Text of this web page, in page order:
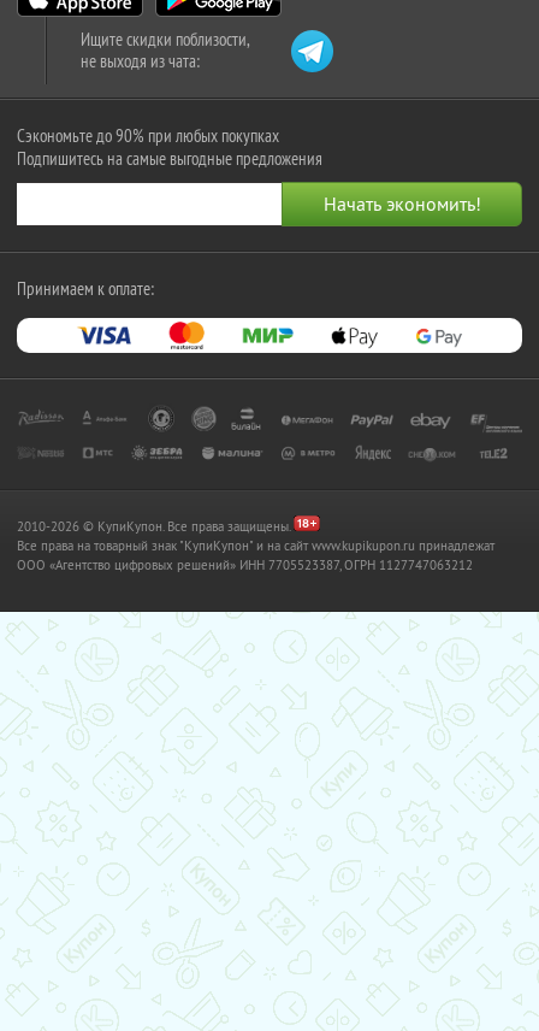
Ищите скидки поблизости,
не выходя из чата:
Сэкономьте до 90% при любых покупках
Подпишитесь на самые выгодные предложения
Принимаем к оплате:
2010-2026 © КупиКупон. Все права защищены.
Все права на товарный знак "КупиКупон" и на сайт www.kupikupon.ru принадлежат
OOO «Агентство цифровых решений» ИНН 7705523387, ОГРН 1127747063212